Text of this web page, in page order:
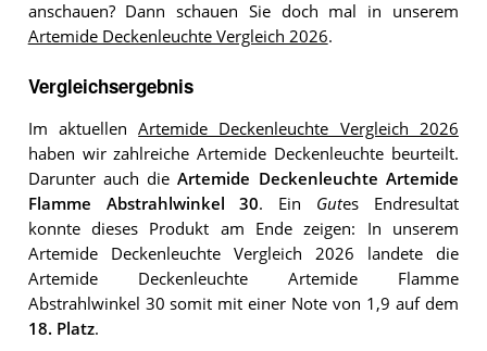
anschauen? Dann schauen Sie doch mal in unserem
Artemide Deckenleuchte Vergleich 2026.
Vergleichsergebnis
Im aktuellenArtemide Deckenleuchte Vergleich 2026
haben wir zahlreiche Artemide Deckenleuchte beurteilt.
Darunter auch dieArtemide Deckenleuchte Artemide
Flamme Abstrahlwinkel 30. Ein Gutes Endresultat
konnte dieses Produkt am Ende zeigen: In unserem
Artemide Deckenleuchte Vergleich 2026 landete die
Artemide Deckenleuchte Artemide Flamme
Abstrahlwinkel 30 somit mit einer Note von 1,9 auf dem
18. Platz.